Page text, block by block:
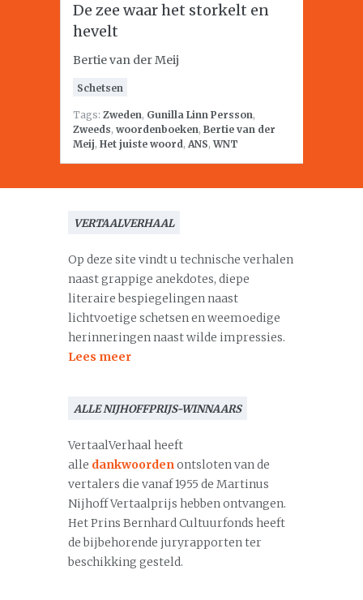
De zee waar het storkelt en
hevelt
Bertie van der Meij
Schetsen
Tags: Zweden, Gunilla Linn Persson,
Zweeds, woordenboeken, Bertie van der
Meij, Het juiste woord, ANS,WNT
VERTAALVERHAAL
Op deze site vindt u technische verhalen
naast grappige anekdotes, diepe
literaire bespiegelingen naast
lichtvoetige schetsen en weemoedige
herinneringen naast wilde impressies.
Lees meer
ALLE NIJHOFFPRIJS-WINNAARS
VertaalVerhaal heeft
alle dankwoordenontsloten van de
vertalers die vanaf 1955 de Martinus
Nijhoff Vertaalprijs hebben ontvangen.
Het Prins Bernhard Cultuurfonds heeft
de bijbehorende juryrapporten ter
beschikking gesteld.